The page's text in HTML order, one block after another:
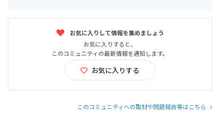
お気に入りして情報を集めましょう
お気に入りすると、
このコミュニティの最新情報を通知します。
お気に入りする
このコミュニティへの取材や問題報告等はこちら